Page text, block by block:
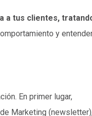
a tus clientes,
y
En primer lugar,
Marketing